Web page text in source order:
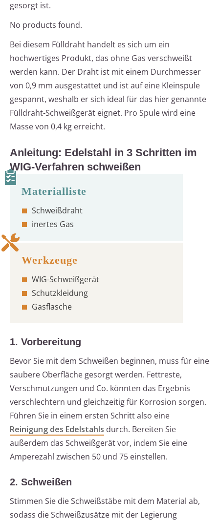
gesorgt ist.
No products found.
Bei diesem Fülldraht handelt es sich um ein
hochwertiges Produkt, das ohne Gas verschweißt
werden kann. Der Draht ist mit einem Durchmesser
von 0,9 mm ausgestattet und ist auf eine Kleinspule
gespannt, weshalb er sich ideal für das hier genannte
Fülldraht-Schweißgerät eignet. Pro Spule wird eine
Masse von 0,4 kg erreicht.
Anleitung: Edelstahl in 3 Schritten im
WIG-Verfahren schweißen
Schweißdraht
inertes Gas
WIG-Schweißgerät
Schutzkleidung
Gasflasche
1. Vorbereitung
Bevor Sie mit dem Schweißen beginnen, muss für eine
saubere Oberfläche gesorgt werden. Fettreste,
Verschmutzungen und Co. könnten das Ergebnis
verschlechtern und gleichzeitig für Korrosion sorgen.
Führen Sie in einem ersten Schritt also eine
Reinigung des Edelstahls durch. Bereiten Sie
außerdem das Schweißgerät vor, indem Sie eine
Amperezahl zwischen 50 und 75 einstellen.
2. Schweißen
Stimmen Sie die Schweißstäbe mit dem Material ab,
sodass die Schweißzusätze mit der Legierung